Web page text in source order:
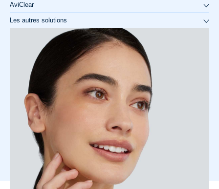
AviClear
Les autres solutions